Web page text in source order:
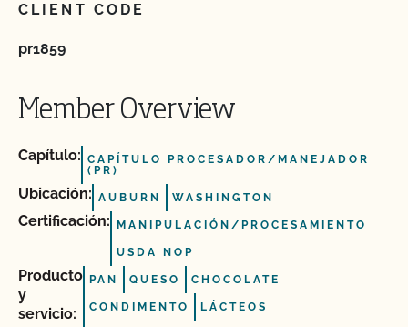
CLIENT CODE
pr1859
Member Overview
Capítulo: CAPÍTULO PROCESADOR/MANEJADOR
(PR)
Ubicación: AUBURN WASHINGTON
Certificación: MANIPULACIÓN/PROCESAMIENTO
USDA NOP
Producto
y
servicio:
PAN QUESO CHOCOLATE
CONDIMENTO LÁCTEOS